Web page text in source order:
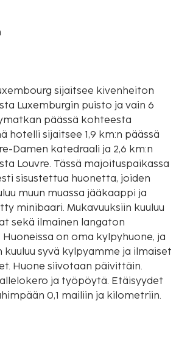
sijaitsee kivenheiton
Luxemburgin puisto ja vain 6
päässä kohteesta
Damen katedraali ja 2,6 km:n
Louvre. Tässä majoituspaikassa
sisustettua huonetta, joiden
muun muassa jääkaappi ja
minibaari. Mukavuuksiin kuuluu
sekä ilmainen langaton
on oma kylpyhuone, ja
kuuluu syvä kylpyamme ja ilmaiset
Huone siivotaan päivittäin.
ja työpöytä. Etäisyydet
0,1 mailiin ja kilometriin.